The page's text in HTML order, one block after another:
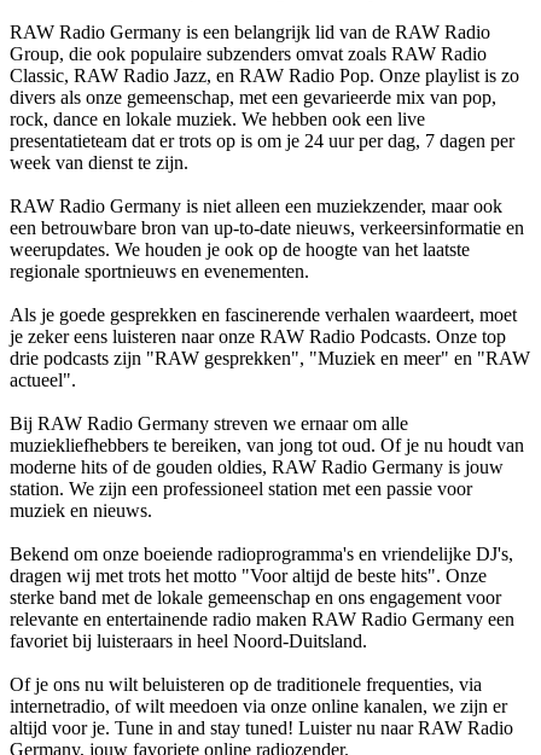
RAW Radio Germany is een belangrijk lid van de RAW Radio
Group, die ook populaire subzenders omvat zoals RAW Radio
Classic, RAW Radio Jazz, en RAW Radio Pop. Onze playlist is zo
divers als onze gemeenschap, met een gevarieerde mix van pop,
rock, dance en lokale muziek. We hebben ook een live
presentatieteam dat er trots op is om je 24 uur per dag, 7 dagen per
week van dienst te zijn.
RAW Radio Germany is niet alleen een muziekzender, maar ook
een betrouwbare bron van up-to-date nieuws, verkeersinformatie en
weerupdates. We houden je ook op de hoogte van het laatste
regionale sportnieuws en evenementen.
Als je goede gesprekken en fascinerende verhalen waardeert, moet
je zeker eens luisteren naar onze RAW Radio Podcasts. Onze top
drie podcasts zijn "RAW gesprekken", "Muziek en meer" en "RAW
actueel".
Bij RAW Radio Germany streven we ernaar om alle
muziekliefhebbers te bereiken, van jong tot oud. Of je nu houdt van
moderne hits of de gouden oldies, RAW Radio Germany is jouw
station. We zijn een professioneel station met een passie voor
muziek en nieuws.
Bekend om onze boeiende radioprogramma's en vriendelijke DJ's,
dragen wij met trots het motto "Voor altijd de beste hits". Onze
sterke band met de lokale gemeenschap en ons engagement voor
relevante en entertainende radio maken RAW Radio Germany een
favoriet bij luisteraars in heel Noord-Duitsland.
Of je ons nu wilt beluisteren op de traditionele frequenties, via
internetradio, of wilt meedoen via onze online kanalen, we zijn er
altijd voor je. Tune in and stay tuned! Luister nu naar RAW Radio
Germany, jouw favoriete online radiozender.